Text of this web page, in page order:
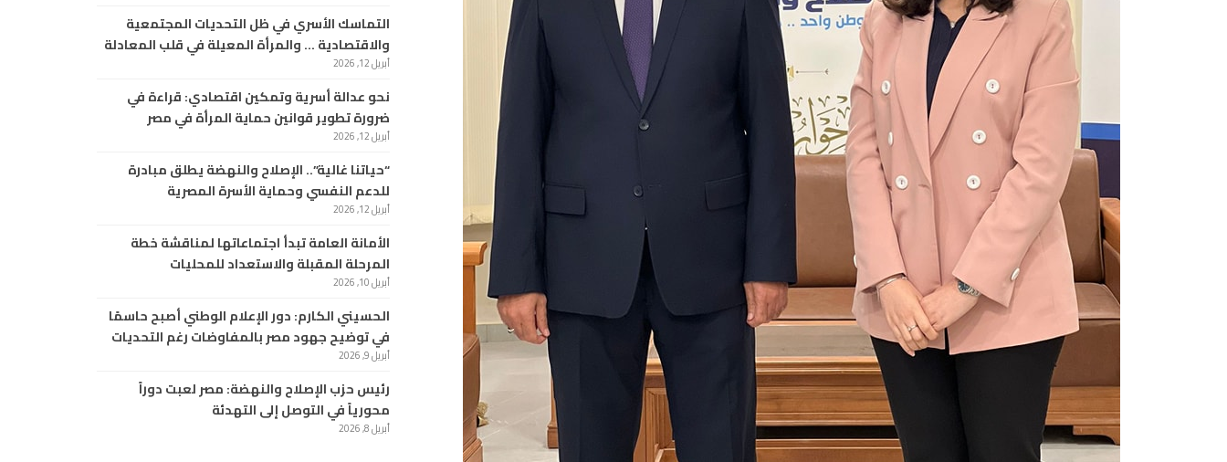
التماسك الأسري في ظل التحديات المجتمعية
والاقتصادية … والمرأة المعيلة في قلب المعادلة
أبريل 12, 2026
نحو عدالة أسرية وتمكين اقتصادي: قراءة في
ضرورة تطوير قوانين حماية المرأة في مصر
أبريل 12, 2026
“حياتنا غالية”.. الإصلاح والنهضة يطلق مبادرة
للدعم النفسي وحماية الأسرة المصرية
أبريل 12, 2026
الأمانة العامة تبدأ اجتماعاتها لمناقشة خطة
المرحلة المقبلة والاستعداد للمحليات
أبريل 10, 2026
الحسيني الكارم: دور الإعلام الوطني أصبح حاسمًا
في توضيح جهود مصر بالمفاوضات رغم التحديات
أبريل 9, 2026
رئيس حزب الإصلاح والنهضة: مصر لعبت دوراً
محورياً في التوصل إلى التهدئة
أبريل 8, 2026